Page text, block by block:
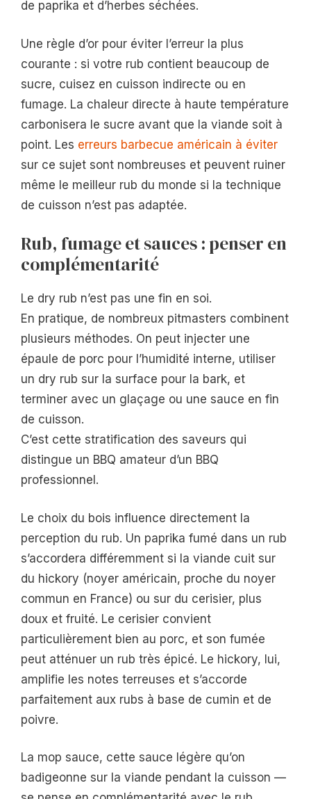
de paprika et d’herbes séchées.
Une règle d’or pour éviter l’erreur la plus
courante : si votre rub contient beaucoup de
sucre, cuisez en cuisson indirecte ou en
fumage. La chaleur directe à haute température
carbonisera le sucre avant que la viande soit à
point. Les erreurs barbecue américain à éviter
sur ce sujet sont nombreuses et peuvent ruiner
même le meilleur rub du monde si la technique
de cuisson n’est pas adaptée.
Rub, fumage et sauces : penser en
complémentarité
Le dry rub n’est pas une fin en soi.
En pratique, de nombreux pitmasters combinent
plusieurs méthodes. On peut injecter une
épaule de porc pour l’humidité interne, utiliser
un dry rub sur la surface pour la bark, et
terminer avec un glaçage ou une sauce en fin
de cuisson.
C’est cette stratification des saveurs qui
distingue un BBQ amateur d’un BBQ
professionnel.
Le choix du bois influence directement la
perception du rub. Un paprika fumé dans un rub
s’accordera différemment si la viande cuit sur
du hickory (noyer américain, proche du noyer
commun en France) ou sur du cerisier, plus
doux et fruité. Le cerisier convient
particulièrement bien au porc, et son fumée
peut atténuer un rub très épicé. Le hickory, lui,
amplifie les notes terreuses et s’accorde
parfaitement aux rubs à base de cumin et de
poivre.
La mop sauce, cette sauce légère qu’on
badigeonne sur la viande pendant la cuisson —